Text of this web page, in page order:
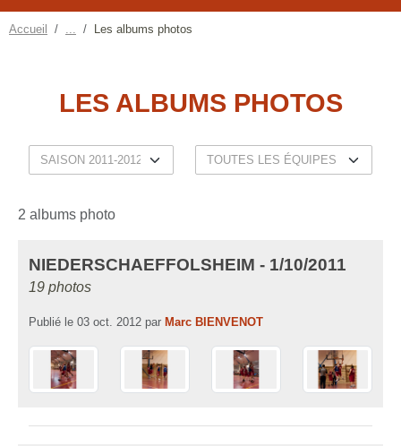
Accueil Les albums photos
LES ALBUMS PHOTOS
2 albums photo
NIEDERSCHAEFFOLSHEIM - 1/10/2011
19 photos
Publié le 03 oct. 2012 par Marc BIENVENOT